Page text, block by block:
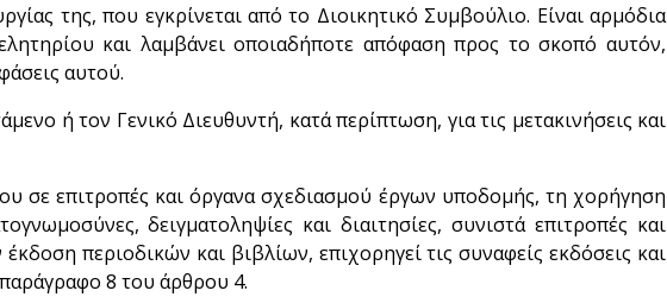
της, που εγκρίνεται από το Διοικητικό Συμβούλιο. Είναι αρμόδια
και λαμβάνει οποιαδήποτε απόφαση προς το σκοπό αυτόν,
αυτού.
ή τον Γενικό Διευθυντή, κατά περίπτωση, για τις μετακινήσεις και
σε επιτροπές και όργανα σχεδιασμού έργων υποδομής, τη χορήγηση
δειγματοληψίες και διαιτησίες, συνιστά επιτροπές και
περιοδικών και βιβλίων, επιχορηγεί τις συναφείς εκδόσεις και
8 του άρθρου 4.